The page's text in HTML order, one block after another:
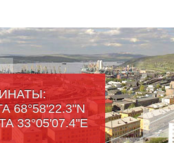
68°58'22.3"N
33°05'07.4"Е